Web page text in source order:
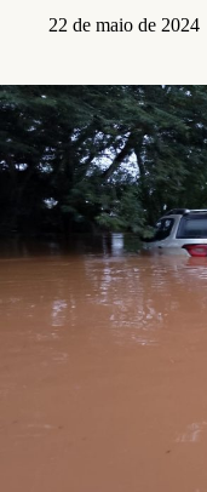
22 de maio de 2024